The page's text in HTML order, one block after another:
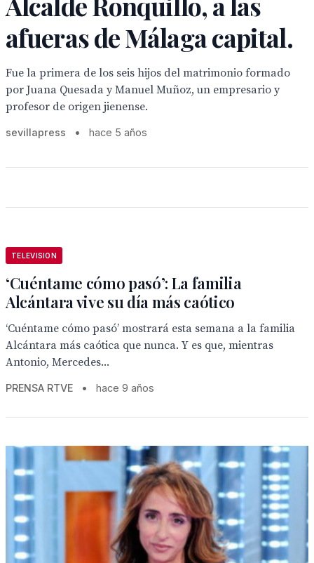
afueras de Málaga capital.
Fue la primera de los seis hijos del matrimonio formado
por Juana Quesada y Manuel Muñoz, un empresario y
profesor de origen jienense.
sevillapress • hace 5 años
TELEVISION
‘Cuéntame cómo pasó’: La familia
Alcántara vive su día más caótico
‘Cuéntame cómo pasó’ mostrará esta semana a la familia
Alcántara más caótica que nunca. Y es que, mientras
Antonio, Mercedes...
PRENSA RTVE • hace 9 años